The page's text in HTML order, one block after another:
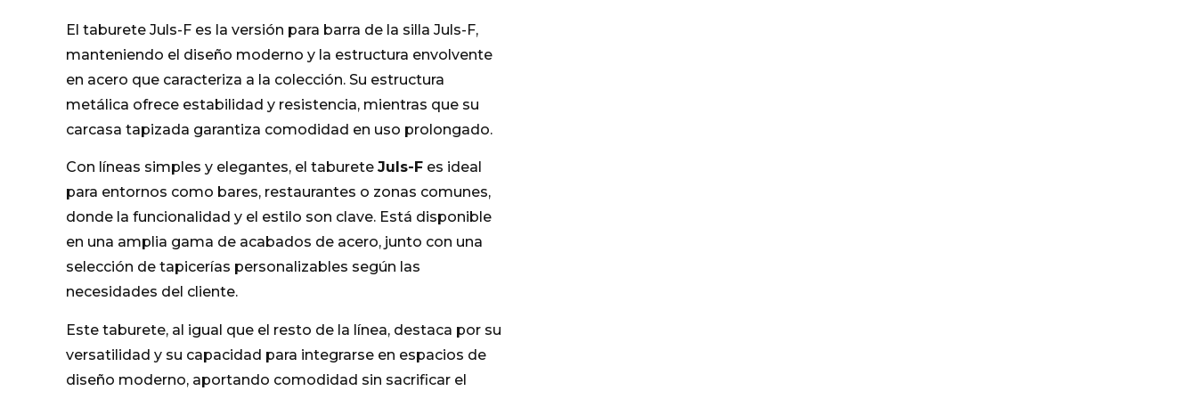
El taburete Juls-F es la versión para barra de la silla Juls-F,
manteniendo el diseño moderno y la estructura envolvente
en acero que caracteriza a la colección. Su estructura
metálica ofrece estabilidad y resistencia, mientras que su
carcasa tapizada garantiza comodidad en uso prolongado.
Con líneas simples y elegantes, el taburete Juls-Fes ideal
para entornos como bares, restaurantes o zonas comunes,
donde la funcionalidad y el estilo son clave. Está disponible
en una amplia gama de acabados de acero, junto con una
selección de tapicerías personalizables según las
necesidades del cliente.
Este taburete, al igual que el resto de la línea, destaca por su
versatilidad y su capacidad para integrarse en espacios de
diseño moderno, aportando comodidad sin sacrificar el